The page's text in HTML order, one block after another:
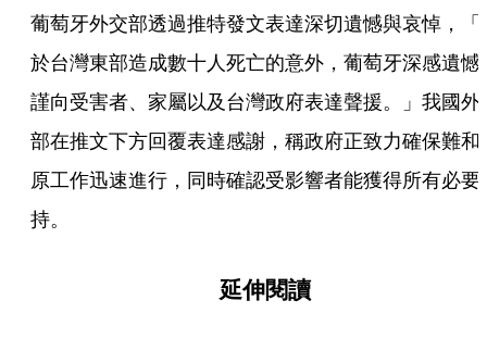
葡萄牙外交部透過推特發文表達深切遺憾與哀悼，「
於台灣東部造成數十人死亡的意外，葡萄牙深感遺憾
謹向受害者、家屬以及台灣政府表達聲援。」我國外
部在推文下方回覆表達感謝，稱政府正致力確保難和
原工作迅速進行，同時確認受影響者能獲得所有必要
持。
延伸閱讀